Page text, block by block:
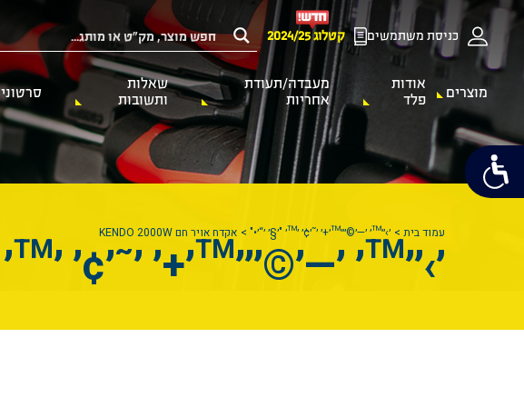
כניסת משתמשים קטלוג 2024/25
מוצרים
אודות
פלד
מעבדה/תעודת
אחריות
שאלות
ותשובות
עמוד בית ׳›׳׳™׳ ׳—׳©׳׳׳™׳+׳ ׳˜׳¢׳ ׳™׳ "׳§׳ ׳“׳•" אקדח אויר חם KENDO 2000W
׳›׳׳™׳ ׳—׳©׳׳׳™׳+׳ ׳˜׳¢׳